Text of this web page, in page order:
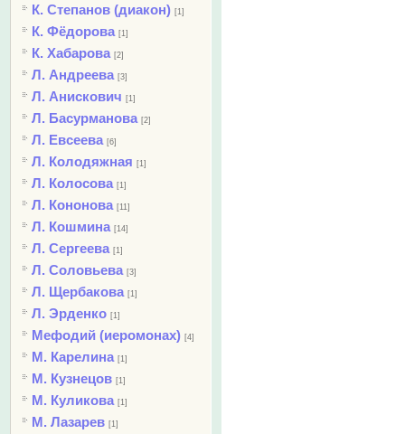
К. Степанов (диакон) [1]
К. Фёдорова [1]
К. Хабарова [2]
Л. Андреева [3]
Л. Анискович [1]
Л. Басурманова [2]
Л. Евсеева [6]
Л. Колодяжная [1]
Л. Колосова [1]
Л. Кононова [11]
Л. Кошмина [14]
Л. Сергеева [1]
Л. Соловьева [3]
Л. Щербакова [1]
Л. Эрденко [1]
Мефодий (иеромонах) [4]
М. Карелина [1]
М. Кузнецов [1]
М. Куликова [1]
М. Лазарев [1]